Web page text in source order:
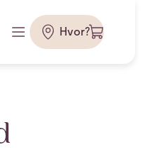
Hvor?